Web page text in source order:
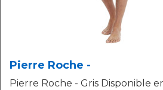
Pierre Roche -
Pierre Roche - Gris Disponible